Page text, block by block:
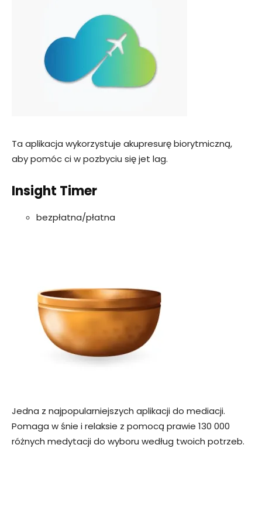
Ta aplikacja wykorzystuje akupresurę biorytmiczną,
aby pomóc ci w pozbyciu się jet lag.
Insight Timer
bezpłatna/płatna
Jedna z najpopularniejszych aplikacji do mediacji.
Pomaga w śnie i relaksie z pomocą prawie 130 000
różnych medytacji do wyboru według twoich potrzeb.